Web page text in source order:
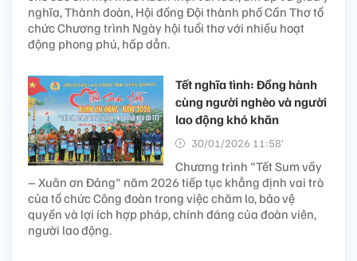
nghĩa, Thành đoàn, Hội đồng Đội thành phố Cần Thơ tổ
chức Chương trình Ngày hội tuổi thơ với nhiều hoạt
động phong phú, hấp dẫn.
Tết nghĩa tình: Đồng hành
cùng người nghèo và người
lao động khó khăn
30/01/2026 11:58’
Chương trình "Tết Sum vầy
– Xuân ơn Đảng" năm 2026 tiếp tục khẳng định vai trò
của tổ chức Công đoàn trong việc chăm lo, bảo vệ
quyền và lợi ích hợp pháp, chính đáng của đoàn viên,
người lao động.